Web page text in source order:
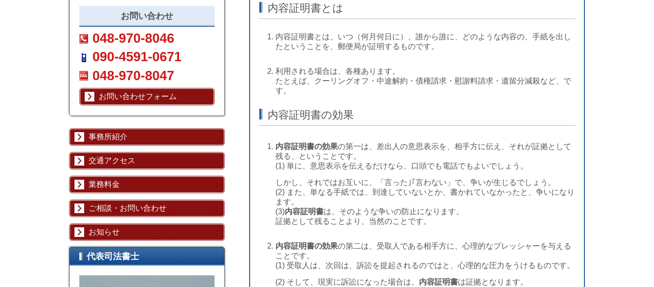
内容証明書とは
内容証明書とは、いつ（何月何日に）、誰から誰に、どのような内容の、手紙を出し
たということを、郵便局が証明するものです。
利用される場合は、各種あります。
たとえば、クーリングオフ・中途解約・債権請求・慰謝料請求・遺留分減殺など、で
す。
内容証明書の効果
内容証明書の効果の第一は、差出人の意思表示を、相手方に伝え、それが証拠として
残る、ということです。
(1) 単に、意思表示を伝えるだけなら、口頭でも電話でもよいでしょう。
しかし、それではお互いに、「言った｣｢言わない」で、争いが生じるでしょう。
(2) また、単なる手紙では、到達していないとか、書かれていなかったと、争いになり
ます。
(3)内容証明書は、そのような争いの防止になります。
証拠として残ることより、当然のことです。
内容証明書の効果の第二は、受取人である相手方に、心理的なプレッシャーを与える
ことです。
(1) 受取人は、次回は、訴訟を提起されるのではと、心理的な圧力をうけるものです。
(2) そして、現実に訴訟になった場合は、 内容証明書は証拠となります。
お問い合わせ
048-970-8046
090-4591-0671
048-970-8047
お問い合わせフォーム
事務所紹介
交通アクセス
業務料金
ご相談・お問い合わせ
お知らせ
代表司法書士